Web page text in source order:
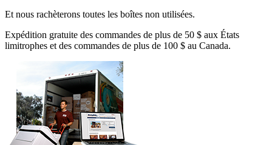
Et nous rachèterons toutes les boîtes non utilisées.
Expédition gratuite des commandes de plus de 50 $ aux États
limitrophes et des commandes de plus de 100 $ au Canada.